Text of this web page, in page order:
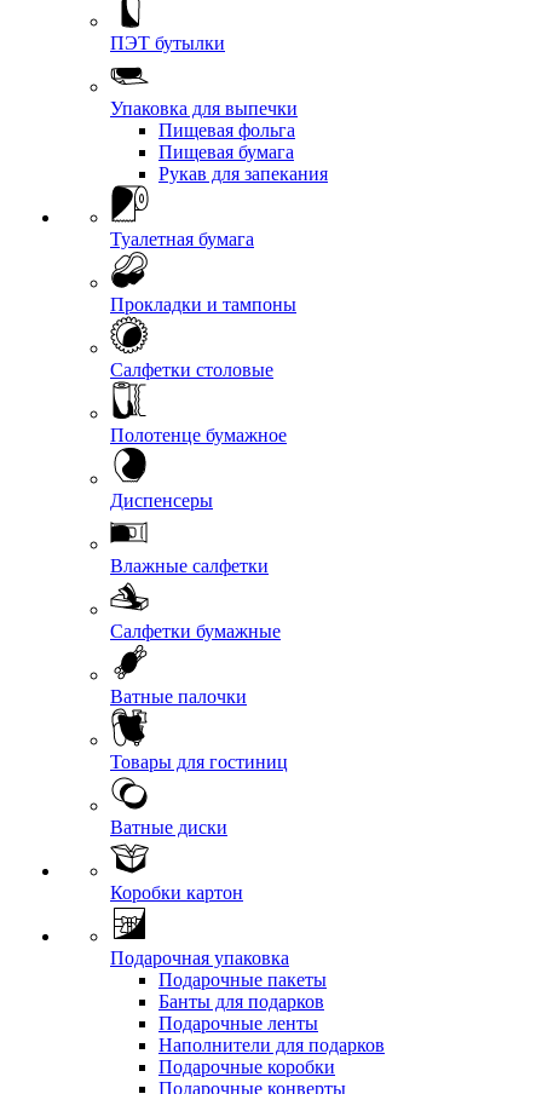
ПЭТ бутылки
Упаковка для выпечки
Пищевая фольга
Пищевая бумага
Рукав для запекания
Туалетная бумага
Прокладки и тампоны
Салфетки столовые
Полотенце бумажное
Диспенсеры
Влажные салфетки
Салфетки бумажные
Ватные палочки
Товары для гостиниц
Ватные диски
Коробки картон
Подарочная упаковка
Подарочные пакеты
Банты для подарков
Подарочные ленты
Наполнители для подарков
Подарочные коробки
Подарочные конверты